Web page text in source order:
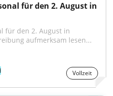
für den 2. August in
für den 2. August in
aufmerksam lesen...
Vollzeit